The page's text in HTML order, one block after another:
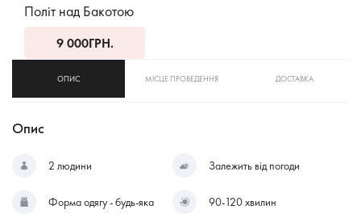
Політ над Бакотою
9 000ГРН.
ОПИС МІСЦЕ ПРОВЕДЕННЯ ДОСТАВКА
Опис
2 людини Залежить від погоди
Форма одягу - будь-яка 90-120 хвилин